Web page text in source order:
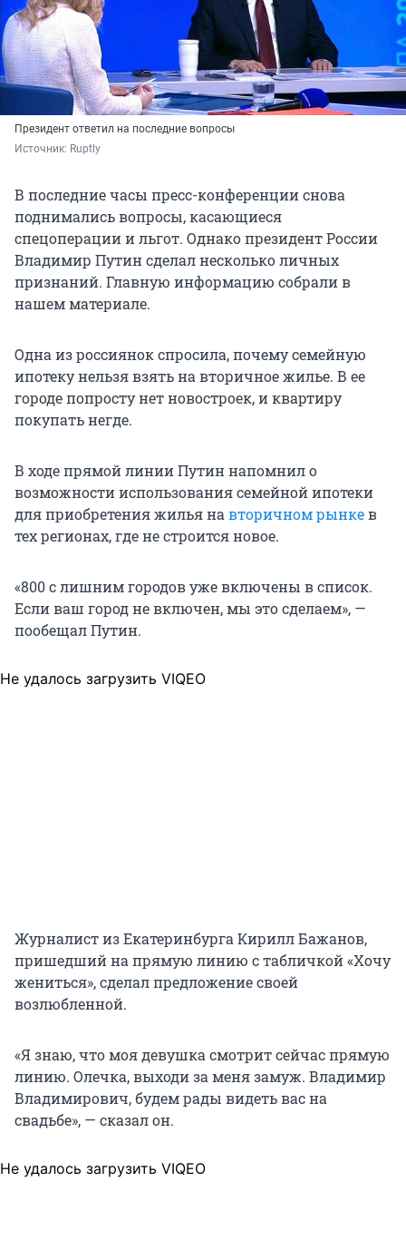
Президент ответил на последние вопросы
Источник: Ruptly
В последние часы пресс-конференции снова
поднимались вопросы, касающиеся
спецоперации и льгот. Однако президент России
Владимир Путин сделал несколько личных
признаний. Главную информацию собрали в
нашем материале.
Одна из россиянок спросила, почему семейную
ипотеку нельзя взять на вторичное жилье. В ее
городе попросту нет новостроек, и квартиру
покупать негде.
В ходе прямой линии Путин напомнил о
возможности использования семейной ипотеки
для приобретения жилья на вторичном рынкев
тех регионах, где не строится новое.
«800 с лишним городов уже включены в список.
Если ваш город не включен, мы это сделаем», —
пообещал Путин.
Не удалось загрузить VIQEO
Журналист из Екатеринбурга Кирилл Бажанов,
пришедший на прямую линию с табличкой «Хочу
жениться», сделал предложение своей
возлюбленной.
«Я знаю, что моя девушка смотрит сейчас прямую
линию. Олечка, выходи за меня замуж. Владимир
Владимирович, будем рады видеть вас на
свадьбе», — сказал он.
Не удалось загрузить VIQEO